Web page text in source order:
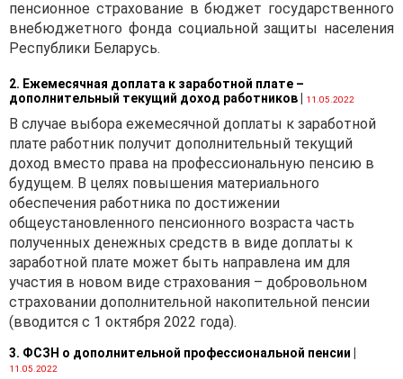
административных
правонарушениях (далее –
индивидуального
предпринимателя или
юридическое лицо в
двукратном размере платы
за организацию сбора,
обезвреживания и (или)
использования отходов
товаров и отходов
упаковки.
С учетом того,
что контроль за
правильностью исчисления,
своевременностью и
полнотой внесения платы
пенсионное страхование в бюджет государственного
внебюджетного фонда социальной защиты населения
Республики Беларусь.
2. Ежемесячная доплата к заработной плате –
дополнительный текущий доход работников
11.05.2022
В случае выбора ежемесячной доплаты к заработной
плате работник получит дополнительный текущий
доход вместо права на профессиональную пенсию в
будущем. В целях повышения материального
обеспечения работника по достижении
общеустановленного пенсионного возраста часть
полученных денежных средств в виде доплаты к
заработной плате может быть направлена им для
участия в новом виде страхования – добровольном
страховании дополнительной накопительной пенсии
(вводится с 1 октября 2022 года).
3. ФСЗН о дополнительной профессиональной пенсии
11.05.2022